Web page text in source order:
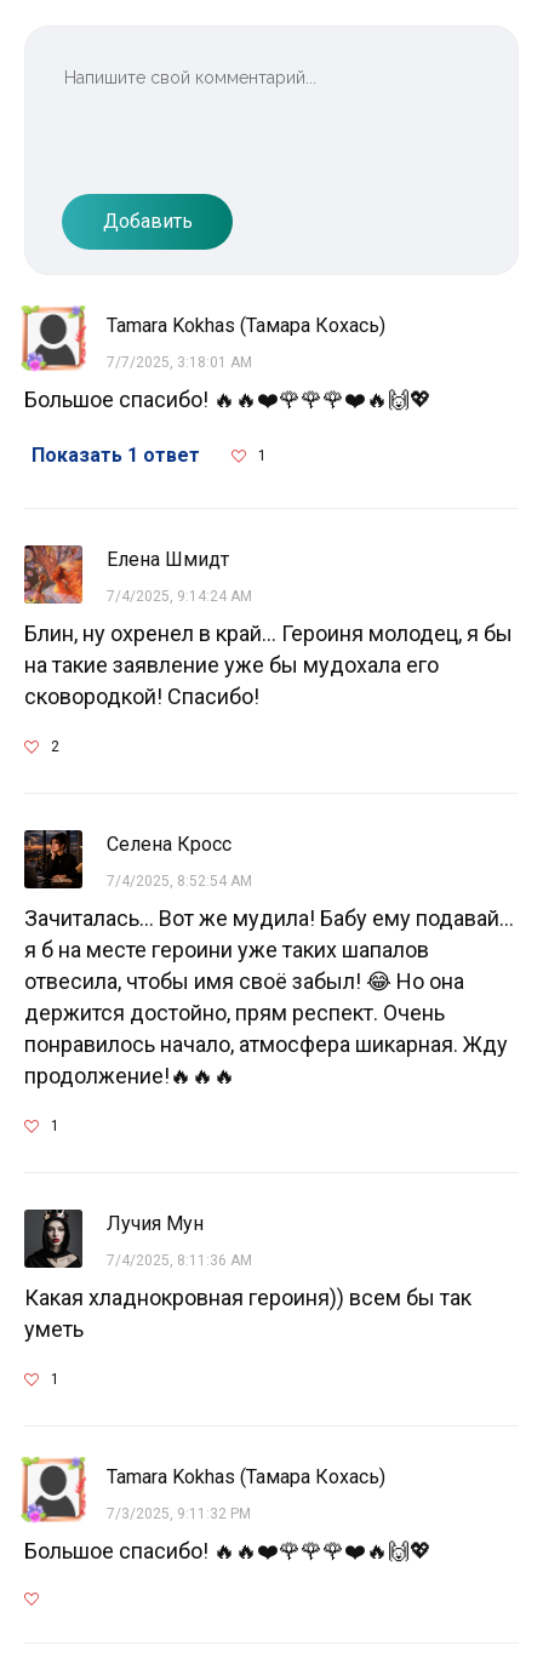
Добавить
Tamara Kokhas (Тамара Кохась)
7/7/2025, 3:18:01 AM
Большое спасибо! 🔥🔥❤️🌹🌹🌹❤️🔥🙌💖
Показать 1 ответ 1
Елена Шмидт
7/4/2025, 9:14:24 AM
Блин, ну охренел в край... Героиня молодец, я бы
на такие заявление уже бы мудохала его
сковородкой! Спасибо!
2
Селена Кросс
7/4/2025, 8:52:54 AM
Зачиталась… Вот же мудила! Бабу ему подавай…
я б на месте героини уже таких шапалов
отвесила, чтобы имя своё забыл! 😂 Но она
держится достойно, прям респект. Очень
понравилось начало, атмосфера шикарная. Жду
продолжение!🔥🔥🔥
1
Лучия Мун
7/4/2025, 8:11:36 AM
Какая хладнокровная героиня)) всем бы так
уметь
1
Tamara Kokhas (Тамара Кохась)
7/3/2025, 9:11:32 PM
Большое спасибо! 🔥🔥❤️🌹🌹🌹❤️🔥🙌💖